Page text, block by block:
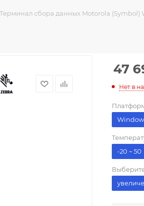
Терминал сбора данных Motorola (Symbol)
47
Нет в
-20 ~ 50